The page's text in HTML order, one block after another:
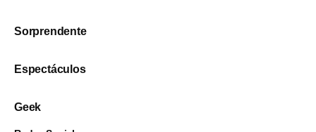
Sorprendente
Espectáculos
Geek